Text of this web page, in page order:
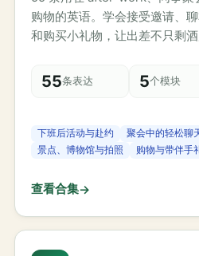
购物的英语。学会接受邀请、
和购买小礼物，让出差不只剩酒
55条表达 5个模块
下班后活动与赴约 聚会中的轻松聊
景点、博物馆与拍照
购物与带伴手
查看合集→